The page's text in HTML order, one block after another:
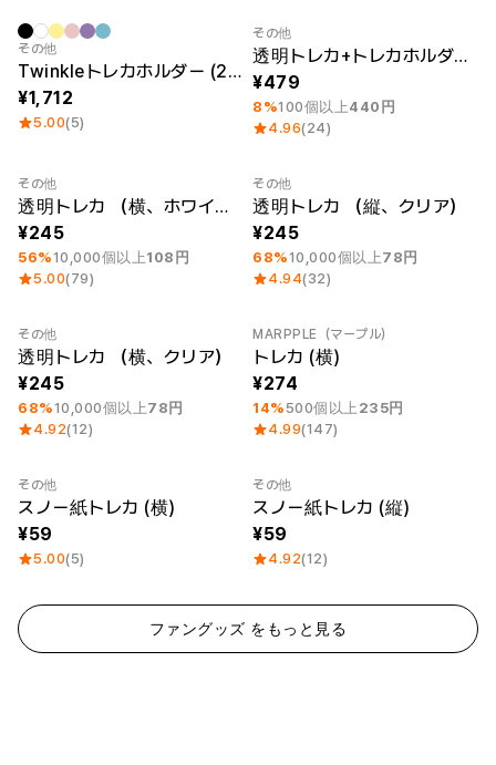
Sale
その他
Twinkleトレカホルダー (2個セット)
1,712
5.00(5)
最小注文数量 1個
その他
透明トレカ+トレカホルダーSet (ホワイト)
479
8%100個以上440円
4.96(24)
最小注文数量 1個
その他
透明トレカ （横、ホワイト）
245
56% 10,000個以上108円
5.00(79)
最小注文数量 1個
その他
透明トレカ （縦、クリア）
245
68% 10,000個以上78円
4.94(32)
最小注文数量 1個
その他
透明トレカ （横、クリア）
245
68% 10,000個以上78円
4.92(12)
最小注文数量 1個
MARPPLE（マープル）
トレカ (横)
274
14% 500個以上 235円
4.99(147)
その他
スノー紙トレカ (横)
59
5.00(5)
その他
スノー紙トレカ (縦)
59
4.92(12)
ファングッズ をもっと見る